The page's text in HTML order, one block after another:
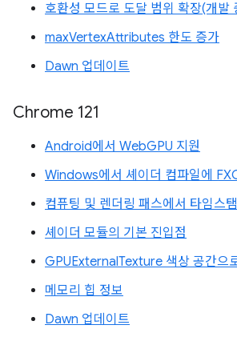
호환성 모드로 도달 범위 확장(개발
maxVertexAttributes 한도 증가
Dawn 업데이트
Chrome 121
Android에서 WebGPU 지원
Windows에서 셰이더 컴파일에
컴퓨팅 및 렌더링 패스에서 타임스
셰이더 모듈의 기본 진입점
GPUExternalTexture 색상 공간으
메모리 힙 정보
Dawn 업데이트